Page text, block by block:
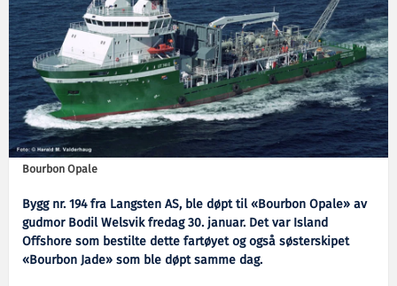
Bourbon Opale
Bygg nr. 194 fra Langsten AS, ble døpt til «Bourbon Opale» av
gudmor Bodil Welsvik fredag 30. januar. Det var Island
Offshore som bestilte dette fartøyet og også søsterskipet
«Bourbon Jade» som ble døpt samme dag.